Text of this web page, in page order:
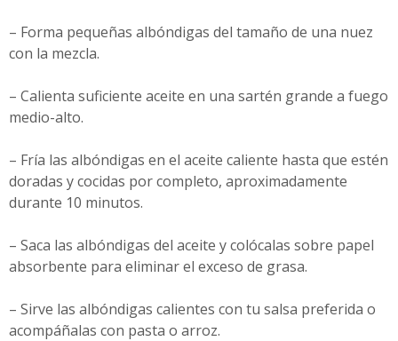
– Forma pequeñas albóndigas del tamaño de una nuez
con la mezcla.
– Calienta suficiente aceite en una sartén grande a fuego
medio-alto.
– Fría las albóndigas en el aceite caliente hasta que estén
doradas y cocidas por completo, aproximadamente
durante 10 minutos.
– Saca las albóndigas del aceite y colócalas sobre papel
absorbente para eliminar el exceso de grasa.
– Sirve las albóndigas calientes con tu salsa preferida o
acompáñalas con pasta o arroz.